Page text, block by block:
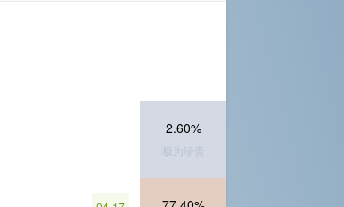
2.60%
极为珍贵